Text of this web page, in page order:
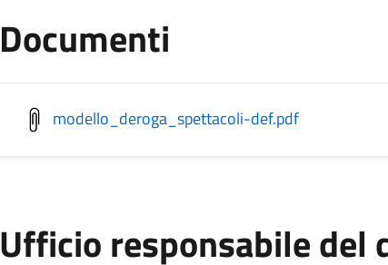
Documenti
modello_deroga_spettacoli-def.pdf
Ufficio responsabile del